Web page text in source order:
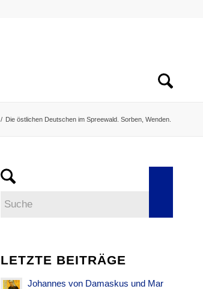
/ Die östlichen Deutschen im Spreewald. Sorben, Wenden.
LETZTE BEITRÄGE
Johannes von Damaskus und Mar